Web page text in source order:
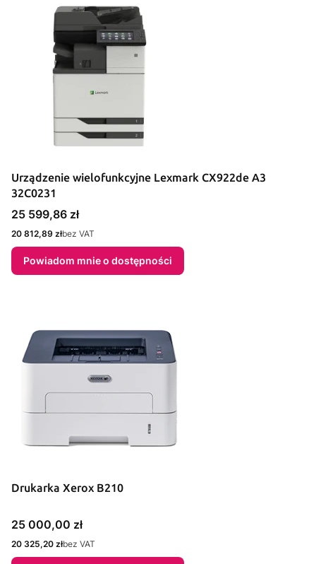
Urządzenie wielofunkcyjne Lexmark CX922de A3
32C0231
Cena
25 599,86 zł
Cena
20 812,89 złbez VAT
Powiadom mnie o dostępności
Drukarka Xerox B210
Cena
25 000,00 zł
Cena
20 325,20 złbez VAT